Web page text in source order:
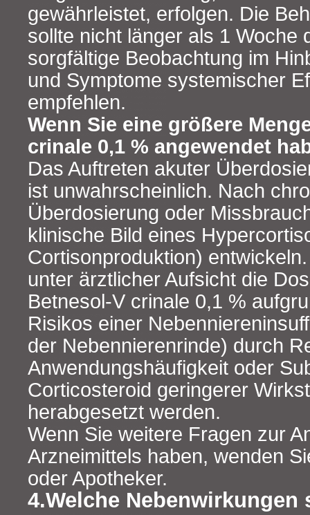
gewährleistet, erfolgen. Die
sollte nicht länger als 1 Woche
sorgfältige Beobachtung im
und Symptome systemischer
empfehlen.
Wenn Sie eine größere
crinale 0,1 % angewendet
Das Auftreten akuter
ist unwahrscheinlich. Nach
Überdosierung oder
klinische Bild eines
Cortisonproduktion)
unter ärztlicher Aufsicht die
Betnesol-V crinale 0,1 %
Risikos einer
der Nebennierenrinde) durch
Anwendungshäufigkeit oder
Corticosteroid geringerer
herabgesetzt werden.
Wenn Sie weitere Fragen zur
Arzneimittels haben, wenden
oder Apotheker.
4.Welche